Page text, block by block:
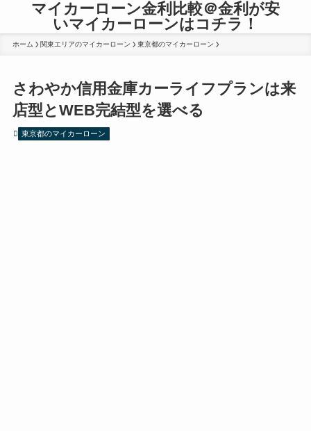
マイカーローン金利比較＠金利が安
いマイカーローンはコチラ！
ホーム 関東エリアのマイカーローン 東京都のマイカーローン
さわやか信用金庫カーライフプランは来
店型とWEB完結型を選べる
東京都のマイカーローン